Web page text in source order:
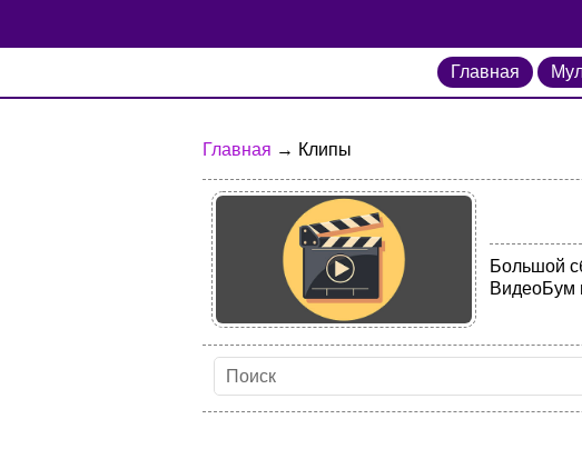
Главная
Главная → Клипы
Большой
ВидеоБум